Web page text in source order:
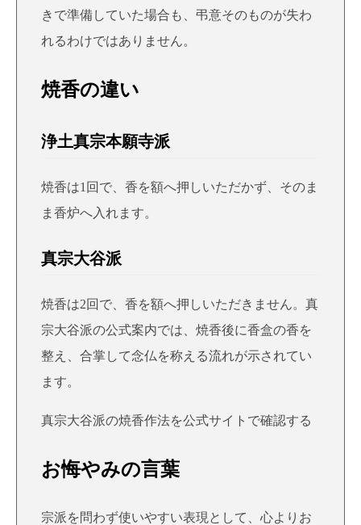
きで準備していた場合も、弔意そのものが失わ
れるわけではありません。
焼香の違い
浄土真宗本願寺派
焼香は1回で、香を額へ押しいただかず、そのま
ま香炉へ入れます。
真宗大谷派
焼香は2回で、香を額へ押しいただきません。真
宗大谷派の公式案内では、焼香後に香盒の香を
整え、合掌して念仏を称える流れが示されてい
ます。
真宗大谷派の焼香作法を公式サイトで確認する
お悔やみの言葉
宗派を問わず使いやすい表現として、心よりお